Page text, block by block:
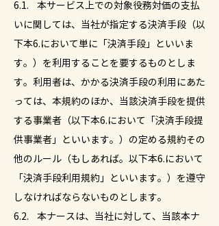
6.1. 本サービス上での対象役務対価の支払
いに関しては、当社が指定する決済手段（以
下本6.において単に「決済手段」といいま
す。）を利用することを要するものとしま
す。利用者は、かかる決済手段の利用にあた
っては、本規約のほか、当該決済手段を提供
する事業者（以下本6.において「決済手段提
供事業者」といいます。）の定める規約その
他のルール（もしあれば。以下本6.において
「決済手段利用規約」といいます。）を遵守
しなければならないものとします。
6.2. 本ナースは、当社に対して、当該本ナ